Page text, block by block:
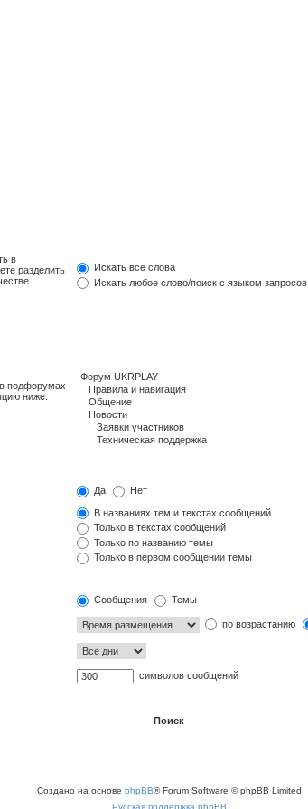
в
разделить
Искать все слова
Искать любое слово/поиск с языком запросов
подфорумах
ниже.
Да Нет
В названиях тем и текстах сообщений
Только в текстах сообщений
Только по названию темы
Только в первом сообщении темы
Сообщения Темы
по возрастанию
символов сообщений
Создано на основе phpBB® Forum Software © phpBB Limited
Русская поддержка phpBB